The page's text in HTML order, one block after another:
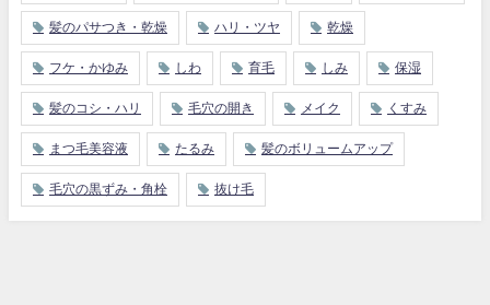
髪のパサつき・乾燥 ハリ・ツヤ 乾燥
フケ・かゆみ しわ 育毛 しみ 保湿
髪のコシ・ハリ 毛穴の開き メイク くすみ
まつ毛美容液 たるみ 髪のボリュームアップ
毛穴の黒ずみ・角栓 抜け毛